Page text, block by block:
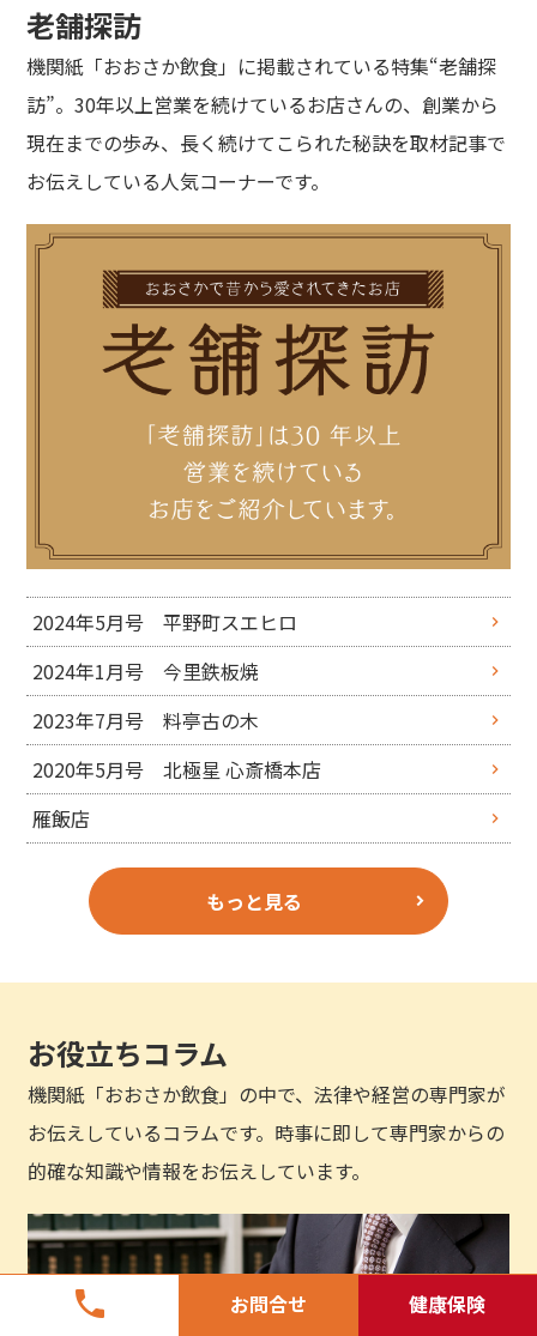
phone お問合せ 健康保険
老舗探訪
機関紙「おおさか飲食」に掲載されている特集“老舗探
訪”。30年以上営業を続けているお店さんの、創業から
現在までの歩み、長く続けてこられた秘訣を取材記事で
お伝えしている人気コーナーです。
2024年5月号 平野町スエヒロ
2024年1月号 今里鉄板焼
2023年7月号 料亭古の木
2020年5月号 北極星 心斎橋本店
雁飯店
もっと見る
お役立ちコラム
機関紙「おおさか飲食」の中で、法律や経営の専門家が
お伝えしているコラムです。時事に即して専門家からの
的確な知識や情報をお伝えしています。